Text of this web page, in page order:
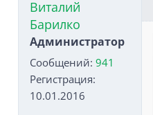
Виталий
Барилко
Администратор
Сообщений: 941
Регистрация:
10.01.2016